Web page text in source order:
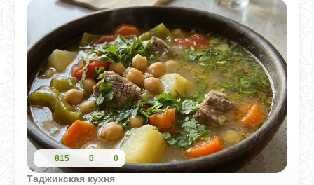
815 0 0
Таджикская кухня